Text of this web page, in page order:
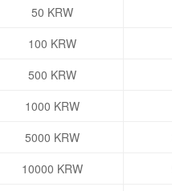
50 KRW
100 KRW
500 KRW
1000 KRW
5000 KRW
10000 KRW